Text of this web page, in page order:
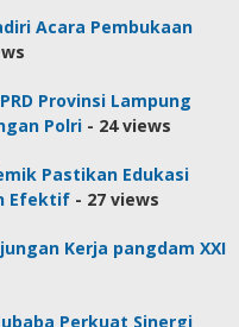
Acara Pembukaan
Provinsi Lampung
Polri - 24 views
Pastikan Edukasi
Efektif - 27 views
Kerja pangdam XXI
Perkuat Sinergi